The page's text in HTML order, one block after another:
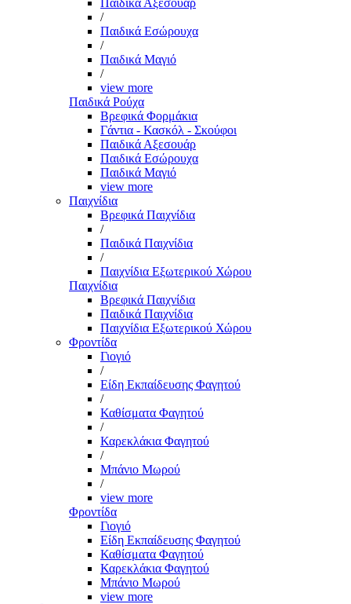
Παιδικά Αξεσουάρ
/
Παιδικά Εσώρουχα
/
Παιδικά Μαγιό
/
view more
Παιδικά Ρούχα
Βρεφικά Φορμάκια
Γάντια - Κασκόλ - Σκούφοι
Παιδικά Αξεσουάρ
Παιδικά Εσώρουχα
Παιδικά Μαγιό
view more
Παιχνίδια
Βρεφικά Παιχνίδια
/
Παιδικά Παιχνίδια
/
Παιχνίδια Εξωτερικού Χώρου
Παιχνίδια
Βρεφικά Παιχνίδια
Παιδικά Παιχνίδια
Παιχνίδια Εξωτερικού Χώρου
Φροντίδα
Γιογιό
/
Είδη Εκπαίδευσης Φαγητού
/
Καθίσματα Φαγητού
/
Καρεκλάκια Φαγητού
/
Μπάνιο Μωρού
/
view more
Φροντίδα
Γιογιό
Είδη Εκπαίδευσης Φαγητού
Καθίσματα Φαγητού
Καρεκλάκια Φαγητού
Μπάνιο Μωρού
view more